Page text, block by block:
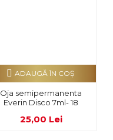
Oja semipermanenta
Everin Disco 7ml- 18
25,00 Lei
ADAUGĂ ÎN COŞ